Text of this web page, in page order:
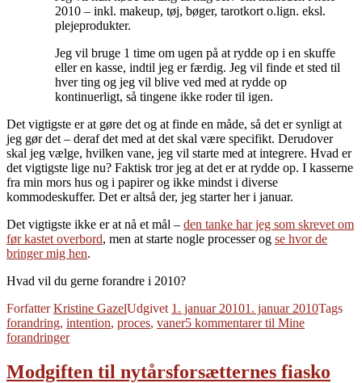
2010 – inkl. makeup, tøj, bøger, tarotkort o.lign. eksl.
plejeprodukter.
Jeg vil bruge 1 time om ugen på at rydde op i en skuffe
eller en kasse, indtil jeg er færdig. Jeg vil finde et sted til
hver ting og jeg vil blive ved med at rydde op
kontinuerligt, så tingene ikke roder til igen.
Det vigtigste er at gøre det og at finde en måde, så det er synligt at
jeg gør det – deraf det med at det skal være specifikt. Derudover
skal jeg vælge, hvilken vane, jeg vil starte med at integrere. Hvad er
det vigtigste lige nu? Faktisk tror jeg at det er at rydde op. I kasserne
fra min mors hus og i papirer og ikke mindst i diverse
kommodeskuffer. Det er altså der, jeg starter her i januar.
Det vigtigste ikke er at nå et mål – den tanke har jeg som skrevet om
før kastet overbord, men at starte nogle processer og se hvor de
bringer mig hen.
Hvad vil du gerne forandre i 2010?
ForfatterKristine GazelUdgivet 1. januar 20101. januar 2010Tags
forandring, intention, proces, vaner5 kommentarertil Mine
forandringer
Modgiften til nytårsforsætternes fiasko